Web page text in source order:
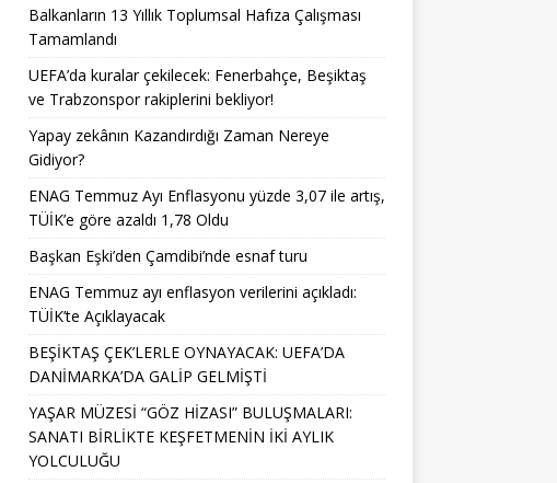
Balkanların 13 Yıllık Toplumsal Hafıza Çalışması
Tamamlandı
UEFA’da kuralar çekilecek: Fenerbahçe, Beşiktaş
ve Trabzonspor rakiplerini bekliyor!
Yapay zekânın Kazandırdığı Zaman Nereye
Gidiyor?
ENAG Temmuz Ayı Enflasyonu yüzde 3,07 ile artış,
TÜİK’e göre azaldı 1,78 Oldu
Başkan Eşki’den Çamdibi’nde esnaf turu
ENAG Temmuz ayı enflasyon verilerini açıkladı:
TÜİK’te Açıklayacak
BEŞİKTAŞ ÇEK’LERLE OYNAYACAK: UEFA’DA
DANİMARKA’DA GALİP GELMİŞTİ
YAŞAR MÜZESİ “GÖZ HİZASI” BULUŞMALARI:
SANATI BİRLİKTE KEŞFETMENİN İKİ AYLIK
YOLCULUĞU